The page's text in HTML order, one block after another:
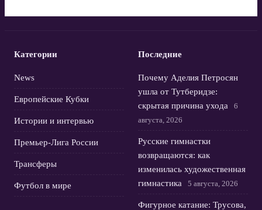
Категории
News
Европейские Кубки
Истории и интервью
Премьер-Лига России
Трансферы
Футбол в мире
Последние
Почему Аделия Петросян
ушла от Тутберидзе:
скрытая причина ухода
6
августа, 2026
Русские гимнастки
возвращаются: как
изменилась художественная
гимнастика
5 августа, 2026
Фигурное катание: Трусова,